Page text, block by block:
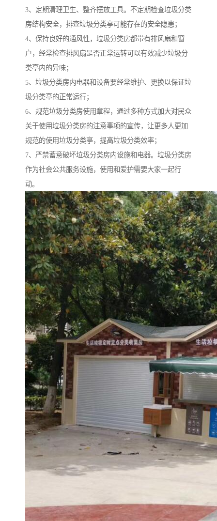
3、定期清理卫生、整齐摆放工具。不定期检查垃圾分类
房结构安全，排查垃圾分类亭可能存在的安全隐患；
4、保持良好的通风性，垃圾分类房都带有排风扇和窗
户，经常检查排风扇是否正常运转可以有效减少垃圾分
类亭内的异味；
5、垃圾分类房内电器和设备要经常维护、更换以保证垃
圾分类亭的正常运行；
6、规范垃圾分类房使用章程，通过多种方式加大对民众
关于使用垃圾分类房的注意事项的宣传，让更多人更加
规范的使用垃圾分类亭，提高垃圾分类效率；
7、严禁蓄意破坏垃圾分类房内设施和电器。垃圾分类房
作为社会公共服务设施，使用和爱护需要大家一起行
动。